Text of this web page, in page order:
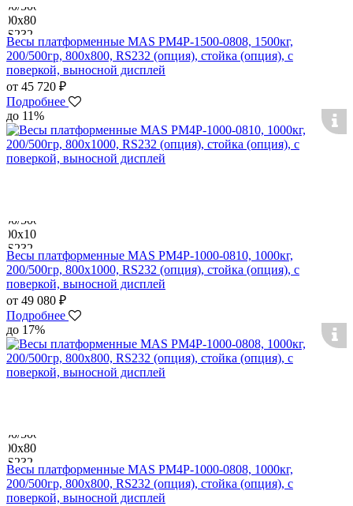
Весы платформенные MAS PM4P-1500-0808, 1500кг,
200/500гр, 800х800, RS232 (опция), стойка (опция), с
поверкой, выносной дисплей
от 45 720 ₽
Подробнее
до 11%
Весы платформенные MAS PM4P-1000-0810, 1000кг,
200/500гр, 800х1000, RS232 (опция), стойка (опция), с
поверкой, выносной дисплей
от 49 080 ₽
Подробнее
до 17%
Весы платформенные MAS PM4P-1000-0808, 1000кг,
200/500гр, 800х800, RS232 (опция), стойка (опция), с
поверкой, выносной дисплей